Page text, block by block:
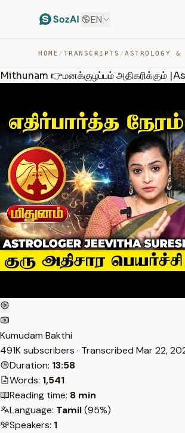
EN
HOME / TRANSCRIPTS /ASTROLOGY &
Mithunam 👉மனக்குழப்பம் அதிகரிக்கும்
Kumudam Bakthi
491K subscribers · Transcribed Mar 22,
Duration: 13:58
Words: 1,541
Reading time: 8 min
Language: Tamil(95%)
Speakers: 1